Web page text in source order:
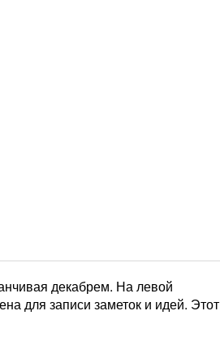
декабрем. На левой
для записи заметок и идей. Этот